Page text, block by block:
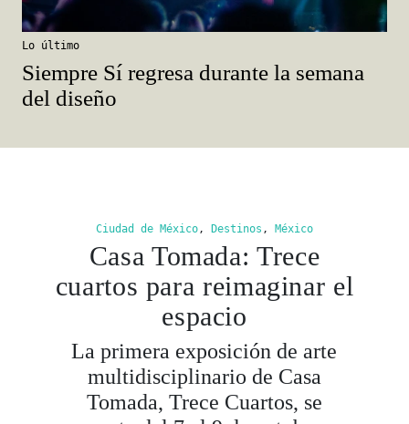
Lo último
Siempre Sí regresa durante la semana
del diseño
Ciudad de México, Destinos , México
Casa Tomada: Trece
cuartos para reimaginar el
espacio
La primera exposición de arte
multidisciplinario de Casa
Tomada, Trece Cuartos, se